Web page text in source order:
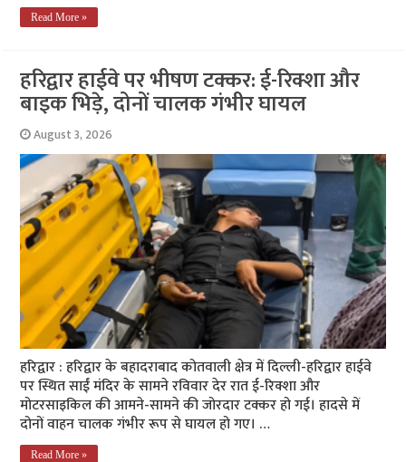
Read More »
हरिद्वार हाईवे पर भीषण टक्कर: ई-रिक्शा और
बाइक भिड़े, दोनों चालक गंभीर घायल
August 3, 2026
हरिद्वार : हरिद्वार के बहादराबाद कोतवाली क्षेत्र में दिल्ली-हरिद्वार हाईवे
पर स्थित साईं मंदिर के सामने रविवार देर रात ई-रिक्शा और
मोटरसाइकिल की आमने-सामने की जोरदार टक्कर हो गई। हादसे में
दोनों वाहन चालक गंभीर रूप से घायल हो गए। …
Read More »